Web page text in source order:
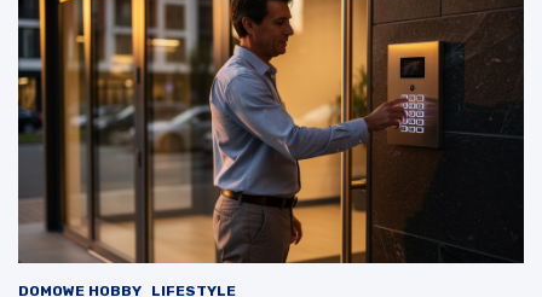
DOMOWE HOBBY LIFESTYLE